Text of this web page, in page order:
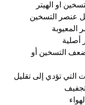
او الهيتر
عنصر التسخين
المعيوبة
أصلية
التسخين أو
التي تؤدي إلى تقليل